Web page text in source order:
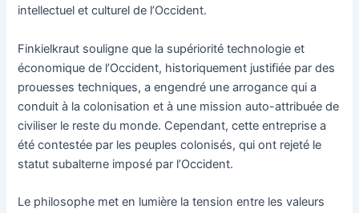
intellectuel et culturel de l’Occident.
Finkielkraut souligne que la supériorité technologie et
économique de l’Occident, historiquement justifiée par des
prouesses techniques, a engendré une arrogance qui a
conduit à la colonisation et à une mission auto-attribuée de
civiliser le reste du monde. Cependant, cette entreprise a
été contestée par les peuples colonisés, qui ont rejeté le
statut subalterne imposé par l’Occident.
Le philosophe met en lumière la tension entre les valeurs